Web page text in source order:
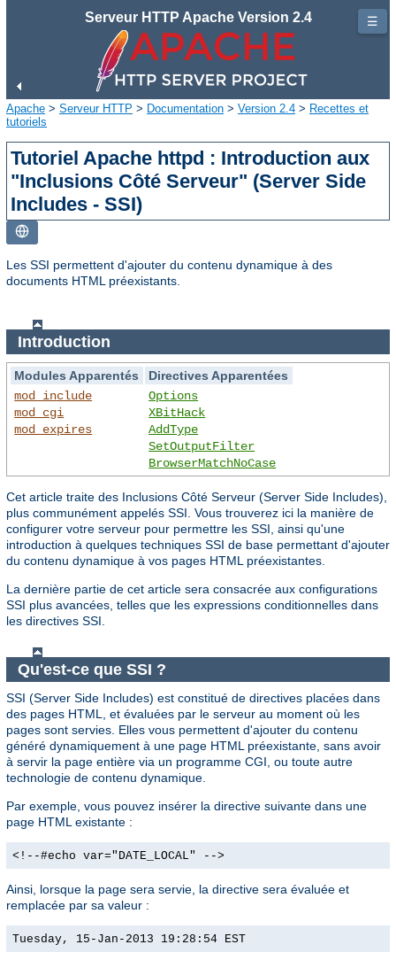
Serveur HTTP Apache Version 2.4
Apache > Serveur HTTP > Documentation > Version 2.4 > Recettes et
tutoriels
Tutoriel Apache httpd : Introduction aux
"Inclusions Côté Serveur" (Server Side
Includes - SSI)
Les SSI permettent d'ajouter du contenu dynamique à des
documents HTML préexistants.
Introduction
Modules Apparentés
Directives Apparentées
mod_include
mod_cgi
mod_expires
Options
XBitHack
AddType
SetOutputFilter
BrowserMatchNoCase
Cet article traite des Inclusions Côté Serveur (Server Side Includes),
plus communément appelés SSI. Vous trouverez ici la manière de
configurer votre serveur pour permettre les SSI, ainsi qu'une
introduction à quelques techniques SSI de base permettant d'ajouter
du contenu dynamique à vos pages HTML préexistantes.
La dernière partie de cet article sera consacrée aux configurations
SSI plus avancées, telles que les expressions conditionnelles dans
les directives SSI.
Qu'est-ce que SSI ?
SSI (Server Side Includes) est constitué de directives placées dans
des pages HTML, et évaluées par le serveur au moment où les
pages sont servies. Elles vous permettent d'ajouter du contenu
généré dynamiquement à une page HTML préexistante, sans avoir
à servir la page entière via un programme CGI, ou toute autre
technologie de contenu dynamique.
Par exemple, vous pouvez insérer la directive suivante dans une
page HTML existante :
<!--#echo var="DATE_LOCAL" -->
Ainsi, lorsque la page sera servie, la directive sera évaluée et
remplacée par sa valeur :
Tuesday, 15-Jan-2013 19:28:54 EST
☰